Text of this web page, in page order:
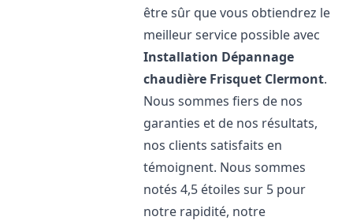
être sûr que vous obtiendrez le
meilleur service possible avec
Installation Dépannage
chaudière Frisquet Clermont.
Nous sommes fiers de nos
garanties et de nos résultats,
nos clients satisfaits en
témoignent. Nous sommes
notés 4,5 étoiles sur 5 pour
notre rapidité, notre